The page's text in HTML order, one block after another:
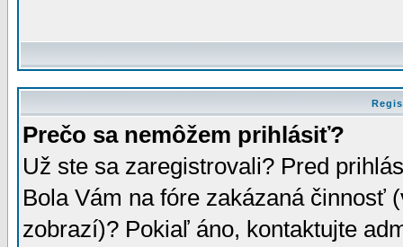
Prečo sa nemôžem prihlásiť?
Už ste sa zaregistrovali? Pred
Bola Vám na fóre zakázaná činnosť
zobrazí)? Pokiaľ áno, kontaktujte